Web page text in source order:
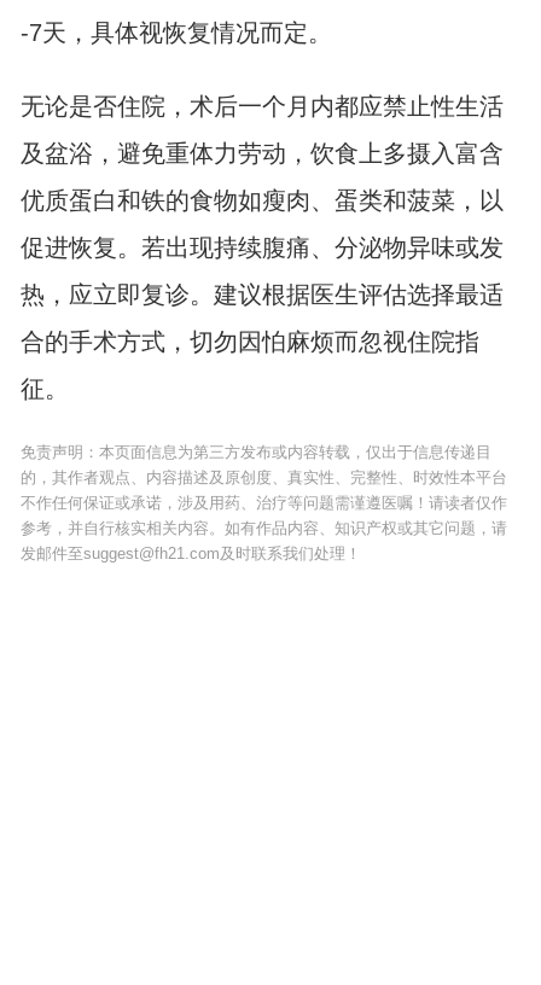
-7天，具体视恢复情况而定。
无论是否住院，术后一个月内都应禁止性生活
及盆浴，避免重体力劳动，饮食上多摄入富含
优质蛋白和铁的食物如瘦肉、蛋类和菠菜，以
促进恢复。若出现持续腹痛、分泌物异味或发
热，应立即复诊。建议根据医生评估选择最适
合的手术方式，切勿因怕麻烦而忽视住院指
征。
免责声明：本页面信息为第三方发布或内容转载，仅出于信息传递目
的，其作者观点、内容描述及原创度、真实性、完整性、时效性本平台
不作任何保证或承诺，涉及用药、治疗等问题需谨遵医嘱！请读者仅作
参考，并自行核实相关内容。如有作品内容、知识产权或其它问题，请
发邮件至suggest@fh21.com及时联系我们处理！